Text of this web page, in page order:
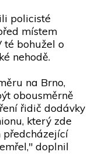
policisté
místem
té bohužel o
nehodě.
na Brno,
obousměrně
řidič dodávky
který zde
předcházející
doplnil